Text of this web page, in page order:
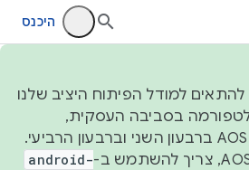
היכנס
2026, כדי להתאים למודל הפיתוח היציב שלנו
בסביבה העסקית,
נפרסם קוד מקור ב-AOSP ברבעון השני וברבעון הרביעי.
android-